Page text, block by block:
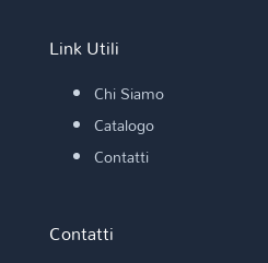
Link Utili
Chi Siamo
Catalogo
Contatti
Contatti